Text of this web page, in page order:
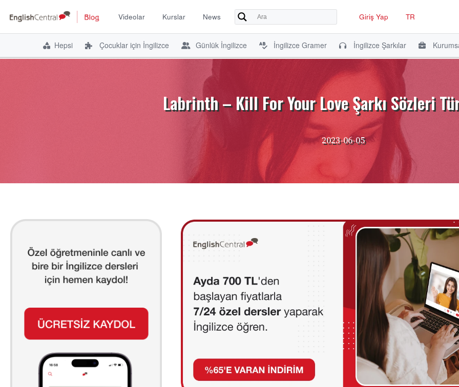
Videolar Kurslar News Giriş Yap TR
Hepsi Çocuklar için İngilizce Günlük İngilizce İngilizce Gramer İngilizce Şarkılar
Labrinth – Kill For Your Love Şarkı Sözleri
2023-06-05